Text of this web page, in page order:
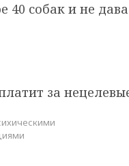
40 собак и не
за